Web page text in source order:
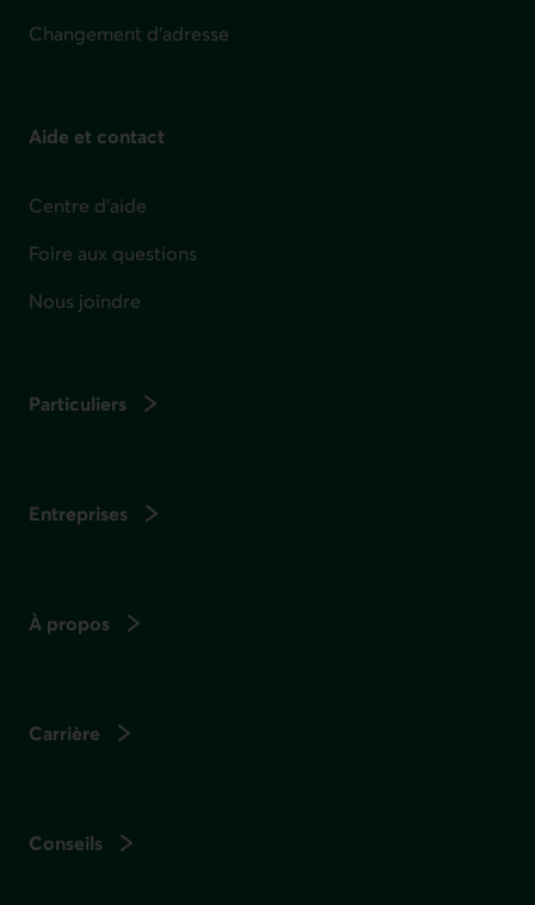
Changement d'adresse
Aide et contact
Centre d'aide
Foire aux questions
Nous joindre
Particuliers
Entreprises
À propos
Carrière
Conseils